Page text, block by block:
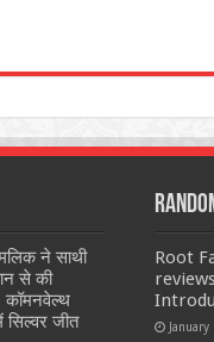
मलिक ने साथी
से की
कॉमनवेल्थ
सिल्वर जीत
Root